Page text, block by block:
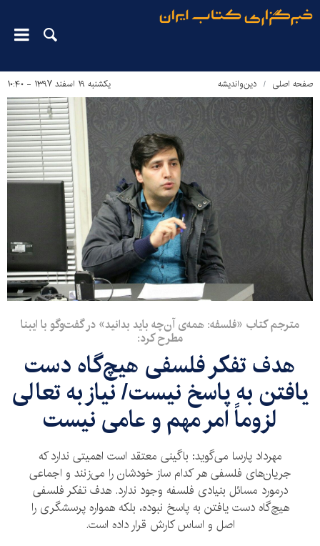
صفحه اصلی دین‌واندیشه یکشنبه ۱۹ اسفند ۱۳۹۷ - ۱۰:۴۰
مترجم کتاب «فلسفه: همه‌ی آن‌چه باید بدانید» در گفت‌وگو با ایبنا
مطرح کرد:
هدف تفکر فلسفی هیچ‌گاه دست
یافتن به پاسخ نیست/ نیاز به تعالی
لزوماً امر مهم و عامی نیست
مهرداد پارسا می‌گوید: باگینی معتقد است اهمیتی ندارد که
جریان‌های فلسفی هر کدام ساز خودشان را می‌زنند و اجماعی
درمورد مسائل بنیادی فلسفه وجود ندارد. هدف تفکر فلسفی
هیچ‌گاه دست یافتن به پاسخ نبوده، بلکه همواره پرسشگری را
اصل و اساس کارش قرار داده است.